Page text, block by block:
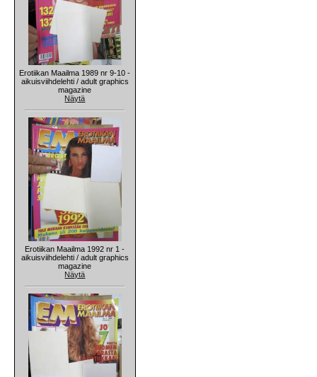
Erotiikan Maailma 1989 nr 9-10 -
aikuisviihdelehti / adult graphics
magazine
Näytä
Erotiikan Maailma 1992 nr 1 -
aikuisviihdelehti / adult graphics
magazine
Näytä